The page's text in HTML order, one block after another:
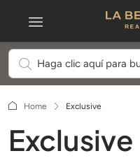
Home Exclusive
Exclusive